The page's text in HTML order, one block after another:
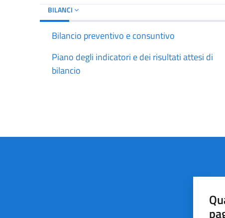
BILANCI
Bilancio preventivo e consuntivo
Piano degli indicatori e dei risultati attesi di
bilancio